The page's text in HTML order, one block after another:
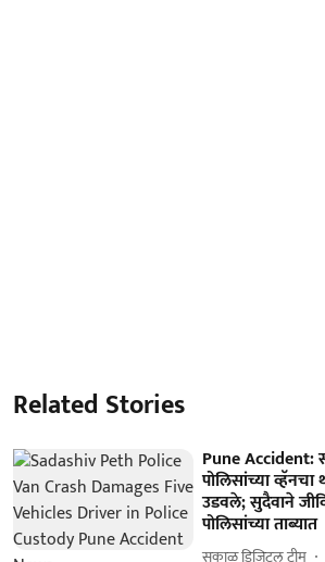
Related Stories
Pune Accident:
पोलिसांच्या व्हॅनचा
उडवले; सुदैवाने
पोलिसांच्या ताब्यात